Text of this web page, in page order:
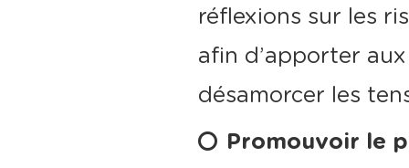
réflexions sur les
afin d’apporter
désamorcer les
Promouvoir le